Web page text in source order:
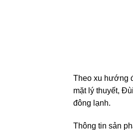
Theo xu hướng
mặt lý thuyết,
đông lạnh.
Thông tin sản